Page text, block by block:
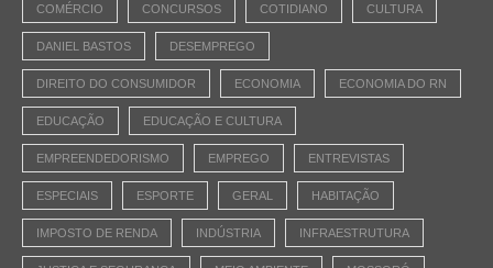
COMÉRCIO CONCURSOS COTIDIANO CULTURA
DANIEL BASTOS DESEMPREGO
DIREITO DO CONSUMIDOR ECONOMIA ECONOMIA DO RN
EDUCAÇÃO EDUCAÇÃO E CULTURA
EMPREENDEDORISMO EMPREGO ENTREVISTAS
ESPECIAIS ESPORTE GERAL HABITAÇÃO
IMPOSTO DE RENDA INDÚSTRIA INFRAESTRUTURA